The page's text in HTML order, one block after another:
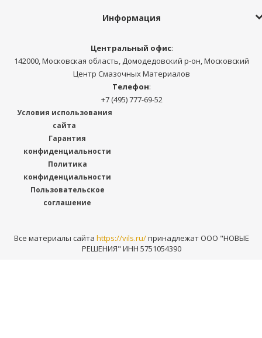
Информация
Центральный офис:
142000, Московская область, Домодедовский р-он, Московский
Центр Смазочных Материалов
Телефон:
+7 (495) 777-69-52
Условия использования
сайта
Гарантия
конфиденциальности
Политика
конфиденциальности
Пользовательское
соглашение
Все материалы сайта https://vils.ru/принадлежат ООО "НОВЫЕ
РЕШЕНИЯ" ИНН 5751054390